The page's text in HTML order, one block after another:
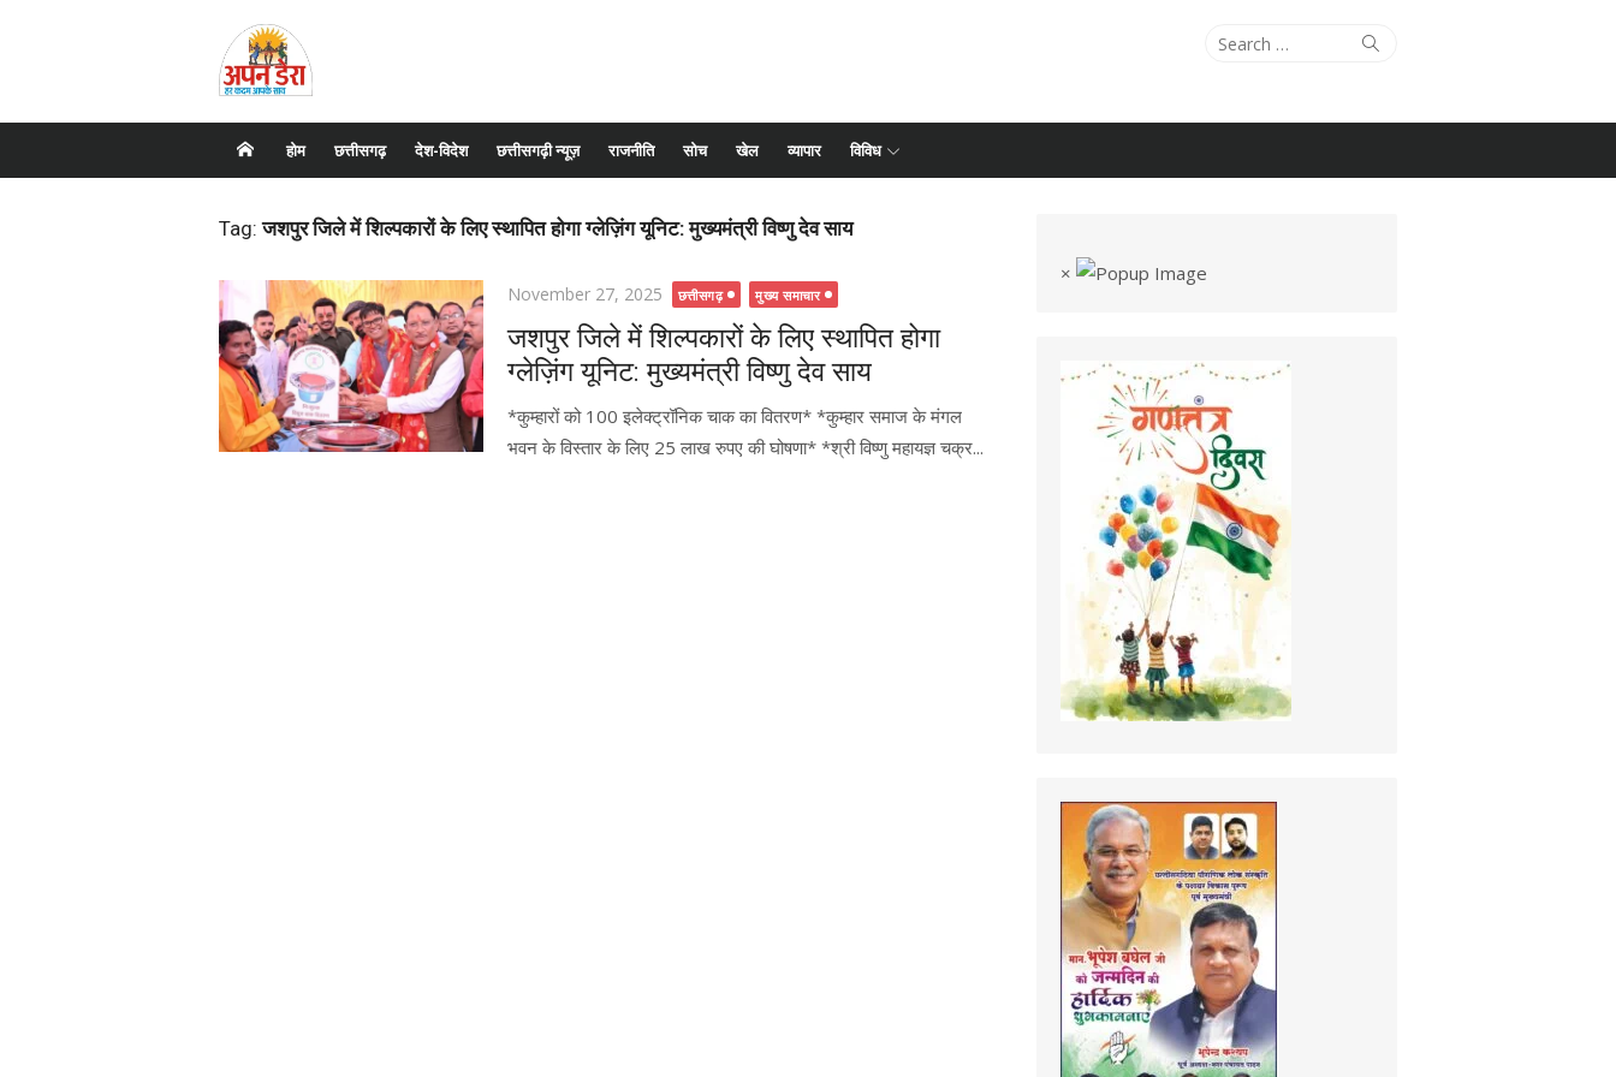
Search
Search
होम छत्तीसगढ़ देश-विदेश छत्तीसगढ़ी न्यूज़ राजनीति सोच खेल व्यापार विविध
Tag:जशपुर जिले में शिल्पकारों के लिए स्थापित होगा ग्लेज़िंग यूनिट: मुख्यमंत्री विष्णु देव साय
Posted
November 27, 2025 छत्तीसगढ़ मुख्य समाचार
जशपुर जिले में शिल्पकारों के लिए स्थापित होगा
ग्लेज़िंग यूनिट: मुख्यमंत्री विष्णु देव साय
*कुम्हारों को 100 इलेक्ट्रॉनिक चाक का वितरण* *कुम्हार समाज के मंगल
भवन के विस्तार के लिए 25 लाख रुपए की घोषणा* *श्री विष्णु महायज्ञ चक्र...
×